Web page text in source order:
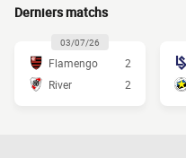
Derniers matchs
03/07/26
Flamengo
2
River
2